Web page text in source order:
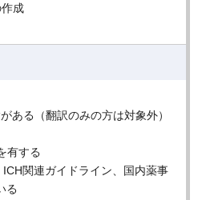
成
ある（翻訳のみの方は対象外）
有する
ICH関連ガイドライン、国内薬事
る